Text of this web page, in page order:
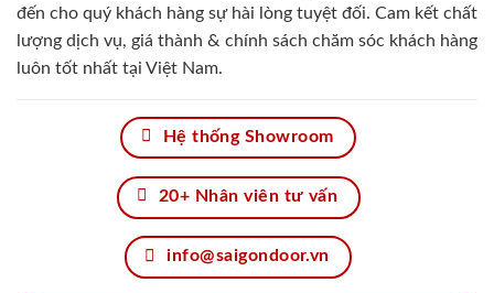
đến cho quý khách hàng sự hài lòng tuyệt đối. Cam kết chất
lượng dịch vụ, giá thành & chính sách chăm sóc khách hàng
luôn tốt nhất tại Việt Nam.
Hệ thống Showroom
20+ Nhân viên tư vấn
info@saigondoor.vn